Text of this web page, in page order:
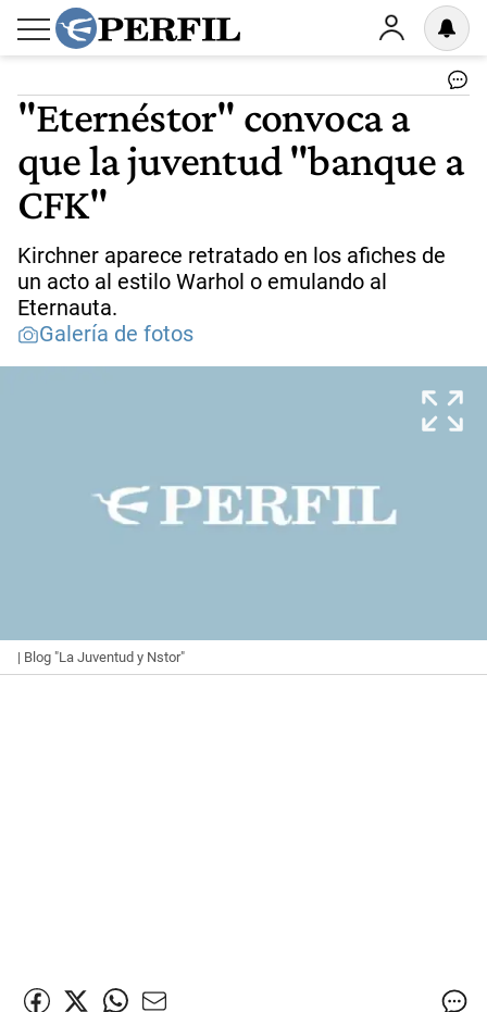
"Eternéstor" convoca a
que la juventud "banque a
CFK"
Kirchner aparece retratado en los afiches de
un acto al estilo Warhol o emulando al
Eternauta.
Galería de fotos
| Blog "La Juventud y Nstor"